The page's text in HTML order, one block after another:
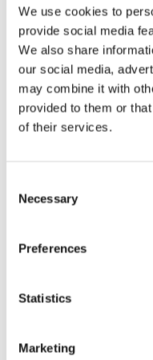
We use cookies to
provide social media
We also share
our social media,
may combine it with
provided to them or
of their services.
Selection
Necessary
Preferences
Statistics
Marketing
Bekking notitie kalender
2027
€ 7,99
VOEG TOE
Jaarkalenders zien er
unieke en vrolijke
opvrolijken!
jaarkalenders waar jij
andere jaarproducten?
handig voor op kantoor